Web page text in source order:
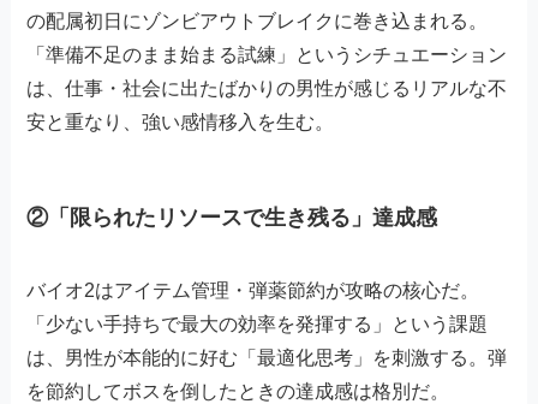
の配属初日にゾンビアウトブレイクに巻き込まれる。
「準備不足のまま始まる試練」というシチュエーション
は、仕事・社会に出たばかりの男性が感じるリアルな不
安と重なり、強い感情移入を生む。
②「限られたリソースで生き残る」達成感
バイオ2はアイテム管理・弾薬節約が攻略の核心だ。
「少ない手持ちで最大の効率を発揮する」という課題
は、男性が本能的に好む「最適化思考」を刺激する。弾
を節約してボスを倒したときの達成感は格別だ。